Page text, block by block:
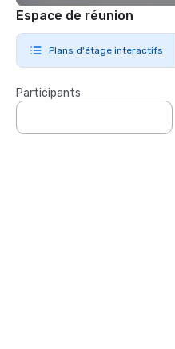
Espace de réunion
Plans d'étage interactifs
Participants